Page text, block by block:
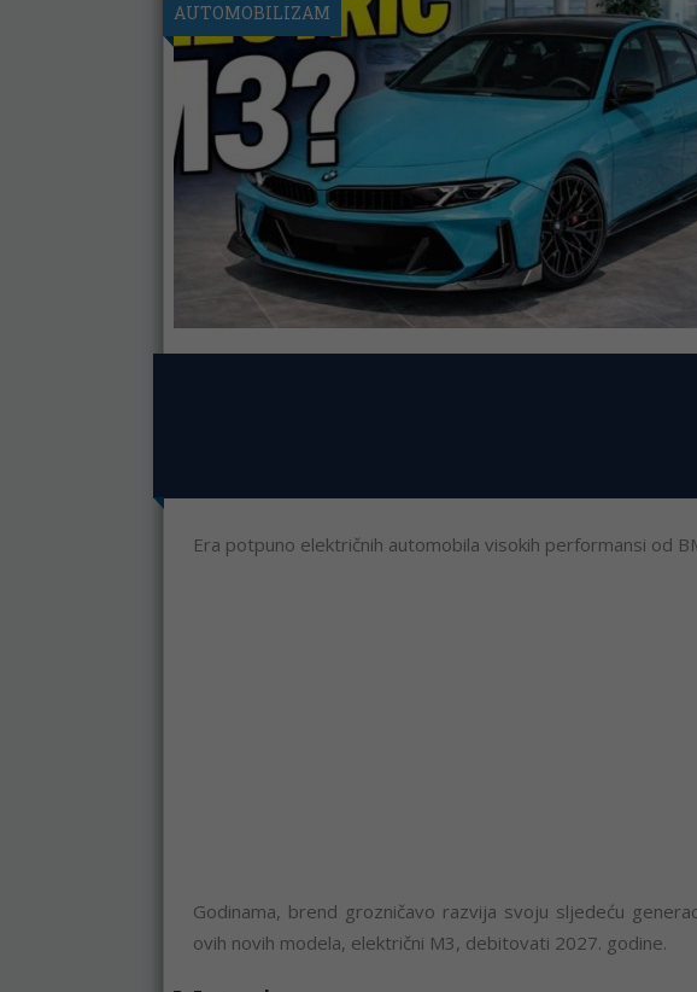
AUTOMOBILIZAM
Era potpuno električnih automobila visokih performansi od
Godinama, brend grozničavo razvija svoju sljedeću
ovih novih modela, električni M3, debitovati 2027. godine.